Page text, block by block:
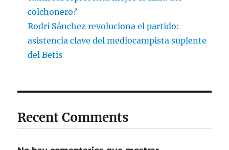
colchonero?
Rodri Sánchez revoluciona el partido:
asistencia clave del mediocampista suplente
del Betis
Recent Comments